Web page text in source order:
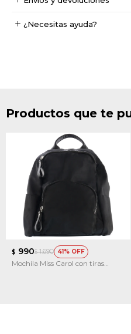
¿Necesitas ayuda?
Productos que te
$ 990$ 1.690 41
Mochila Miss Carol con tiras